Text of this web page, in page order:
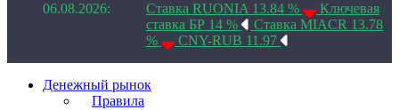
06.08.2026: Ставка RUONIA 13.84 %
Ключевая
ставка БР 14 %
Ставка MIACR 13.78
%
CNY-RUB 11.97
Денежный рынок
Правила